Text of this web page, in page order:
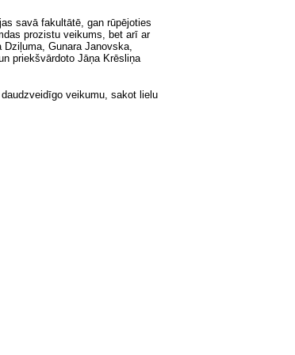
savā fakultātē, gan rūpējoties
prozistu veikums, bet arī ar
Gunara Janovska,
priekšvārdoto Jāņa Krēsliņa
veikumu, sakot lielu